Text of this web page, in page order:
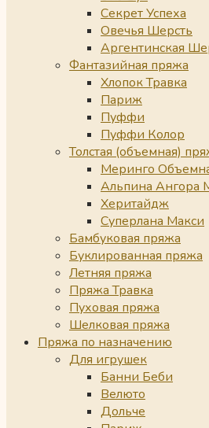
Секрет Успеха
Овечья Шерсть
Аргентинская
Фантазийная пряжа
Хлопок Травка
Париж
Пуффи
Пуффи Колор
Толстая (объемная)
Меринго
Альпина Ангора
Херитайдж
Суперлана Макси
Бамбуковая пряжа
Буклированная пряжа
Летняя пряжа
Пряжа Травка
Пуховая пряжа
Шелковая пряжа
Пряжа по назначению
Для игрушек
Банни Беби
Велюто
Дольче